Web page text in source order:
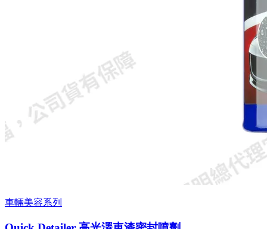
車輛美容系列